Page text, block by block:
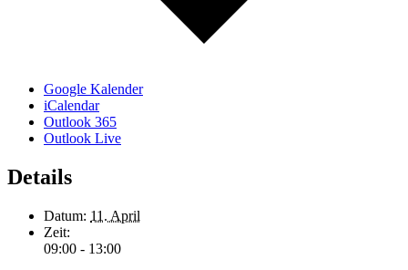
Google Kalender
iCalendar
Outlook 365
Outlook Live
Details
Datum: 11. April
Zeit:
09:00 - 13:00